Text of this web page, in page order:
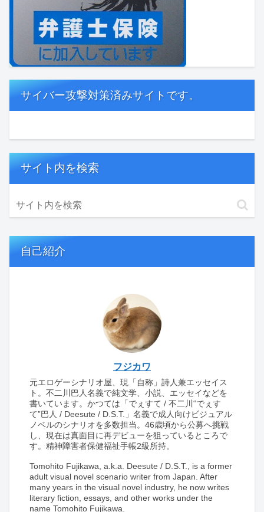
サイバー攻撃対策済みサイトです。
サイト内を検索
自己紹介
フジカワ
元エロゲーシナリオ屋、現「自称」詩人兼エッセイス
ト。不二川巴人名義で純文学、小説、エッセイなどを
書いています。かつては「でぇすて / 不二川“でぇす
て”巴人 / Deesute / D.S.T.」名義で成人向けビジュアル
ノベルのシナリオを多数担当。46歳頃から公募へ挑戦
し、現在は真面目に再デビューを狙っているところで
す。精神障害者保健福祉手帳2級所持。
Tomohito Fujikawa, a.k.a. Deesute / D.S.T., is a former
adult visual novel scenario writer from Japan. After
many years in the visual novel industry, he now writes
literary fiction, essays, and other works under the
name Tomohito Fujikawa.